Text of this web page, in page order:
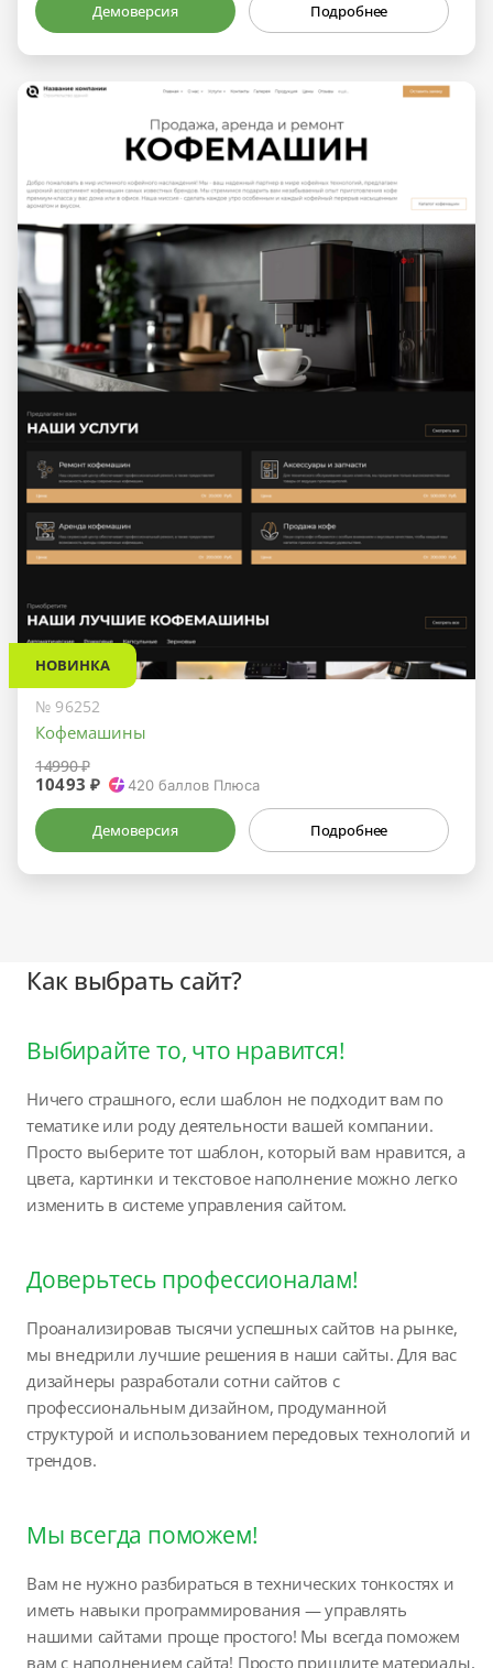
Демоверсия Подробнее
НОВИНКА
№ 96252
Кофемашины
14990 ₽
10493 ₽ 420 баллов Плюса
Демоверсия Подробнее
Как выбрать сайт?
Выбирайте то, что нравится!
Ничего страшного, если шаблон не подходит вам по
тематике или роду деятельности вашей компании.
Просто выберите тот шаблон, который вам нравится, а
цвета, картинки и текстовое наполнение можно легко
изменить в системе управления сайтом.
Доверьтесь профессионалам!
Проанализировав тысячи успешных сайтов на рынке,
мы внедрили лучшие решения в наши сайты. Для вас
дизайнеры разработали сотни сайтов с
профессиональным дизайном, продуманной
структурой и использованием передовых технологий и
трендов.
Мы всегда поможем!
Вам не нужно разбираться в технических тонкостях и
иметь навыки программирования — управлять
нашими сайтами проще простого! Мы всегда поможем
вам с наполнением сайта! Просто пришлите материалы,